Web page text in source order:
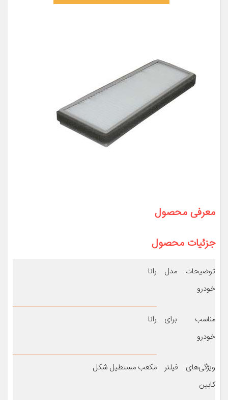
معرفی محصول
جزئیات محصول
توضیحات مدل
خودرو
رانا
مناسب برای
خودرو
رانا
ویژگی‌های فیلتر
کابین
مکعب مستطیل شکل